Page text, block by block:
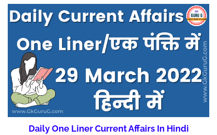
Daily One Liner Current Affairs In Hindi